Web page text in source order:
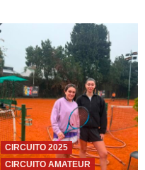
CIRCUITO 2025
CIRCUITO AMATEUR